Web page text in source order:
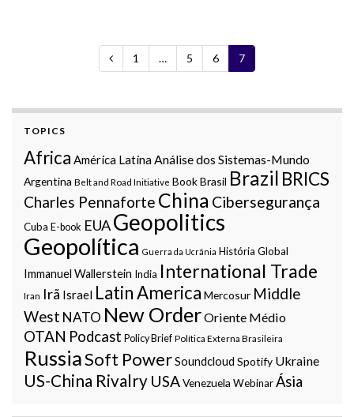
1 … 5 6 7
TOPICS
Africa América Latina Análise dos Sistemas-Mundo
Argentina Belt and Road Initiative BookBrasil Brazil BRICS
Charles Pennaforte China Cibersegurança
Cuba E-book EUAGeopolitics
Geopolítica Guerra da Ucrânia História Global
Immanuel Wallerstein India International Trade
Iran Irã Israel Latin America Mercosur Middle
West NATO New OrderOriente Médio
OTAN Podcast Policy Brief Política Externa Brasileira
RussiaSoft PowerSoundcloud Spotify Ukraine
US-China Rivalry USAVenezuela WebinarÁsia